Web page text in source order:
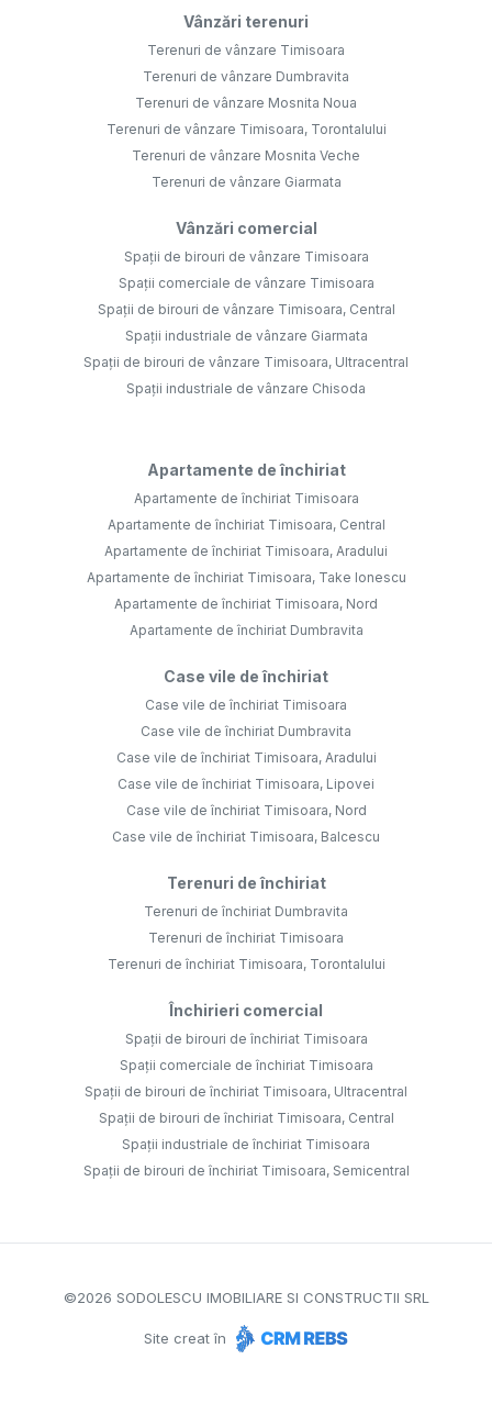
Vânzări terenuri
Terenuri de vânzare Timisoara
Terenuri de vânzare Dumbravita
Terenuri de vânzare Mosnita Noua
Terenuri de vânzare Timisoara, Torontalului
Terenuri de vânzare Mosnita Veche
Terenuri de vânzare Giarmata
Vânzări comercial
Spații de birouri de vânzare Timisoara
Spații comerciale de vânzare Timisoara
Spații de birouri de vânzare Timisoara, Central
Spații industriale de vânzare Giarmata
Spații de birouri de vânzare Timisoara, Ultracentral
Spații industriale de vânzare Chisoda
Apartamente de închiriat
Apartamente de închiriat Timisoara
Apartamente de închiriat Timisoara, Central
Apartamente de închiriat Timisoara, Aradului
Apartamente de închiriat Timisoara, Take Ionescu
Apartamente de închiriat Timisoara, Nord
Apartamente de închiriat Dumbravita
Case vile de închiriat
Case vile de închiriat Timisoara
Case vile de închiriat Dumbravita
Case vile de închiriat Timisoara, Aradului
Case vile de închiriat Timisoara, Lipovei
Case vile de închiriat Timisoara, Nord
Case vile de închiriat Timisoara, Balcescu
Terenuri de închiriat
Terenuri de închiriat Dumbravita
Terenuri de închiriat Timisoara
Terenuri de închiriat Timisoara, Torontalului
Închirieri comercial
Spații de birouri de închiriat Timisoara
Spații comerciale de închiriat Timisoara
Spații de birouri de închiriat Timisoara, Ultracentral
Spații de birouri de închiriat Timisoara, Central
Spații industriale de închiriat Timisoara
Spații de birouri de închiriat Timisoara, Semicentral
©2026 SODOLESCU IMOBILIARE SI CONSTRUCTII SRL
Site creat în